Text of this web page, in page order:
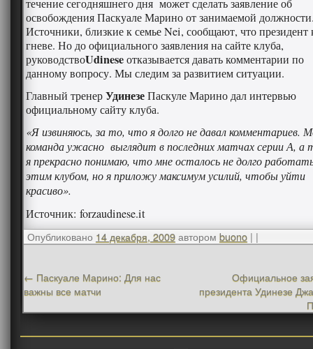
течение сегодняшнего дня может сделать заявление об
освобождения Паскуале Марино от занимаемой
Источники, близкие к семье Nei, сообщают, что президент
гневе. Но до официального заявления на сайте клуба,
руководствоUdineseотказывается давать комментарии по
данному вопросу. Мы следим за развитием ситуации.
Главный тренерУдинезеПаскуле Марино дал интервью
официальному сайту клуба.
«Я извиняюсь, за то, что я долго не давал комментариев.
команда ужасно выглядит в последних матчах серии А, а
я прекрасно понимаю, что мне осталось не долго
этим клубом, но я приложу максимум усилий, чтобы уйти
красиво».
Источник: forzaudinese.it
Опубликовано 14 декабря, 2009автором buono | |
← Паскуале Марино: Для нас
важны все матчи
Официальное
президента Удинезе